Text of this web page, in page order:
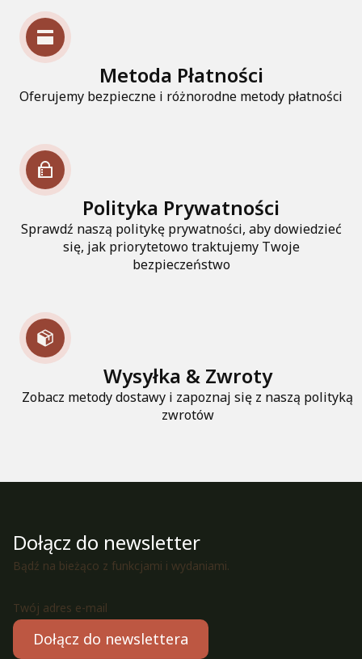
Metoda Płatności
Oferujemy bezpieczne i różnorodne metody płatności
Polityka Prywatności
Sprawdź naszą politykę prywatności, aby dowiedzieć
się, jak priorytetowo traktujemy Twoje
bezpieczeństwo
Wysyłka & Zwroty
Zobacz metody dostawy i zapoznaj się z naszą polityką
zwrotów
Dołącz do newsletter
Bądź na bieżąco z funkcjami i wydaniami.
Twój adres e-mail
Dołącz do newslettera